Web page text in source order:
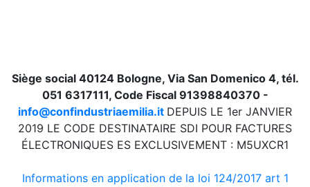
Siège social 40124 Bologne, Via San Domenico 4, tél.
051 6317111, Code Fiscal 91398840370 -
info@confindustriaemilia.it DEPUIS LE 1er JANVIER
2019 LE CODE DESTINATAIRE SDI POUR FACTURES
ÉLECTRONIQUES ES EXCLUSIVEMENT : M5UXCR1
Informations en application de la loi 124/2017 art 1